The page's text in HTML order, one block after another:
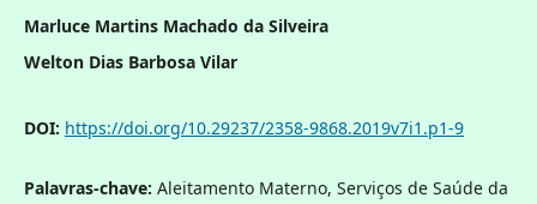
Marluce Martins Machado da Silveira
Welton Dias Barbosa Vilar
DOI: https://doi.org/10.29237/2358-9868.2019v7i1.p1-9
Palavras-chave: Aleitamento Materno, Serviços de Saúde da